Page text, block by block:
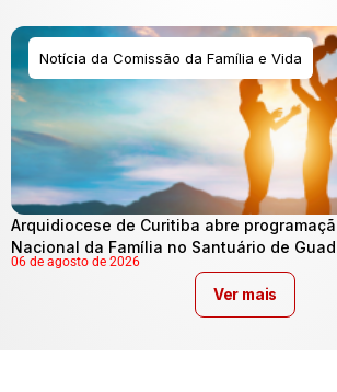
Notícia da Comissão da Família e Vida
Arquidiocese de Curitiba abre
Nacional da Família no Santuário de
06 de agosto de 2026
Ver mais